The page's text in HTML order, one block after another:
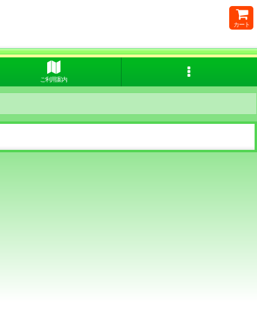
カート
ご利用案内